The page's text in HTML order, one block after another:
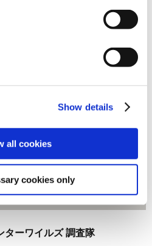
Show details
all cookies
cookies only
在庫：○ |165ポイント
ターワイルズ モンスターアイコ
1,650円
ターワイルズ 調査隊